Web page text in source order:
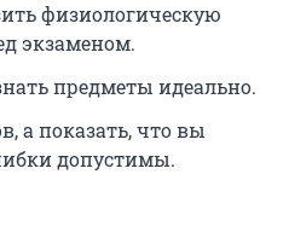
физиологическую
экзаменом.
предметы идеально.
а показать, что вы
допустимы.